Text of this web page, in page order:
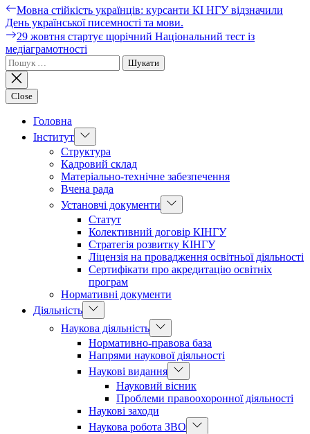
Мовна стійкість українців: курсанти КІ НГУ відзначили
День української писемності та мови.
29 жовтня стартує щорічний Національний тест із
медіаграмотності
Close
Головна
Інститут
Структура
Кадровий склад
Матеріально-технічне забезпечення
Вчена рада
Установчі документи
Статут
Колективний договір КІНГУ
Стратегія розвитку КІНГУ
Ліцензія на провадження освітньої діяльності
Сертифікати про акредитацію освітніх
програм
Нормативні документи
Діяльність
Наукова діяльність
Нормативно-правова база
Напрями наукової діяльності
Наукові видання
Науковий вісник
Проблеми правоохоронної діяльності
Наукові заходи
Наукова робота ЗВО